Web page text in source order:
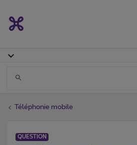
Téléphonie mobile
QUESTION